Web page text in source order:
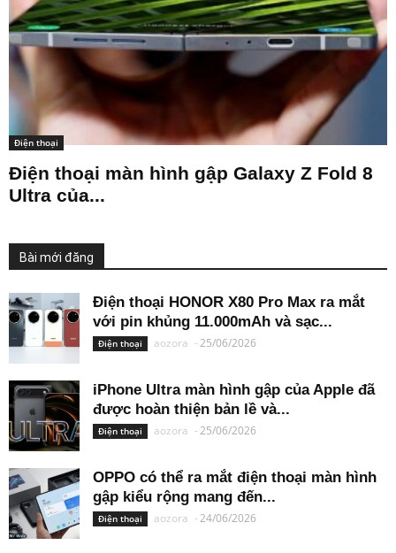
Điện thoại
Điện thoại màn hình gập Galaxy Z Fold 8
Ultra của...
Bài mới đăng
Điện thoại HONOR X80 Pro Max ra mắt
với pin khủng 11.000mAh và sạc...
Điện thoại aozora -25/06/2026
iPhone Ultra màn hình gập của Apple đã
được hoàn thiện bản lề và...
Điện thoại aozora -25/06/2026
OPPO có thể ra mắt điện thoại màn hình
gập kiểu rộng mang đến...
Điện thoại aozora -24/06/2026